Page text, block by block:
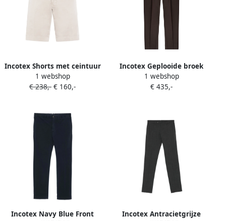
Incotex Shorts met ceintuur
Beige
1 webshop
€ 238,- € 160,-
Incotex Geplooide broek
Bruin
1 webshop
€ 435,-
Incotex Navy Blue Front
Incotex Antracietgrijze